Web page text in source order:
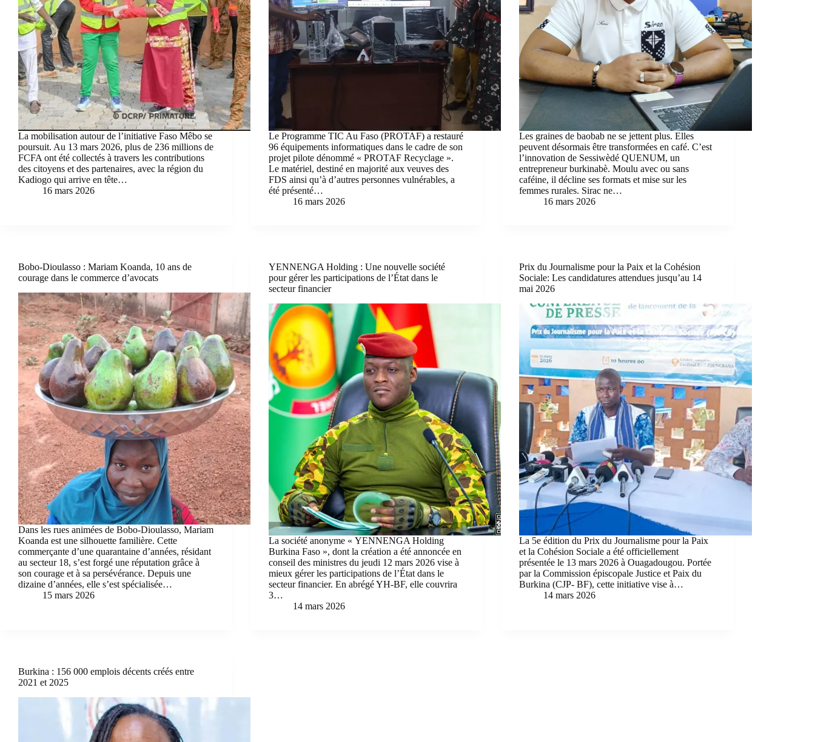
La mobilisation autour de l’initiative Faso Mêbo se
poursuit. Au 13 mars 2026, plus de 236 millions de
FCFA ont été collectés à travers les contributions
des citoyens et des partenaires, avec la région du
Kadiogo qui arrive en tête…
16 mars 2026
Le Programme TIC Au Faso (PROTAF) a restauré
96 équipements informatiques dans le cadre de son
projet pilote dénommé « PROTAF Recyclage ».
Le matériel, destiné en majorité aux veuves des
FDS ainsi qu’à d’autres personnes vulnérables, a
été présenté…
16 mars 2026
Les graines de baobab ne se jettent plus. Elles
peuvent désormais être transformées en café. C’est
l’innovation de Sessiwèdé QUENUM, un
entrepreneur burkinabè. Moulu avec ou sans
caféine, il décline ses formats et mise sur les
femmes rurales. Sirac ne…
16 mars 2026
Bobo-Dioulasso : Mariam Koanda, 10 ans de
courage dans le commerce d’avocats
Dans les rues animées de Bobo-Dioulasso, Mariam
Koanda est une silhouette familière. Cette
commerçante d’une quarantaine d’années, résidant
au secteur 18, s’est forgé une réputation grâce à
son courage et à sa persévérance. Depuis une
dizaine d’années, elle s’est spécialisée…
15 mars 2026
YENNENGA Holding : Une nouvelle société
pour gérer les participations de l’État dans le
secteur financier
La société anonyme « YENNENGA Holding
Burkina Faso », dont la création a été annoncée en
conseil des ministres du jeudi 12 mars 2026 vise à
mieux gérer les participations de l’État dans le
secteur financier. En abrégé YH-BF, elle couvrira
3…
14 mars 2026
Prix du Journalisme pour la Paix et la Cohésion
Sociale: Les candidatures attendues jusqu’au 14
mai 2026
La 5e édition du Prix du Journalisme pour la Paix
et la Cohésion Sociale a été officiellement
présentée le 13 mars 2026 à Ouagadougou. Portée
par la Commission épiscopale Justice et Paix du
Burkina (CJP- BF), cette initiative vise à…
14 mars 2026
Burkina : 156 000 emplois décents créés entre
2021 et 2025